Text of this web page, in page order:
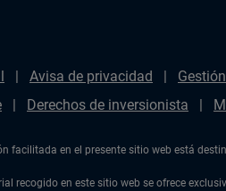
Avisa de privacidad
Derechos de inversionista
facilitada en el presente sitio web está
recogido en este sitio web se ofrece